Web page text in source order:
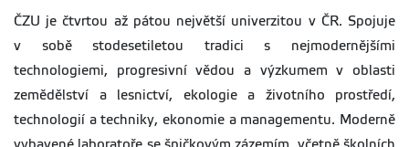
ČZU je čtvrtou až pátou největší univerzitou v ČR. Spojuje
v sobě stodesetiletou tradici s nejmodernějšími
technologiemi, progresivní vědou a výzkumem v oblasti
zemědělství a lesnictví, ekologie a životního prostředí,
technologií a techniky, ekonomie a managementu. Moderně